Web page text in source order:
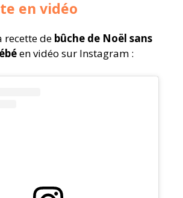
en vidéo
recette de bûche de Noël sans
en vidéo sur Instagram :